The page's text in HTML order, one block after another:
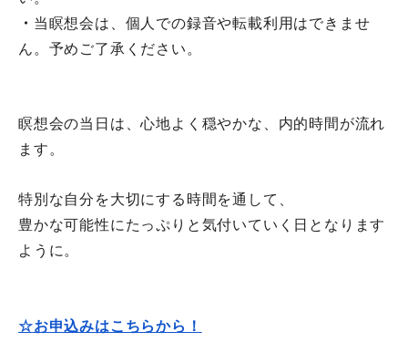
・ 当瞑想会は、個人での録音や転載利用はできませ
ん。 予めご了承ください。
瞑想会の当日は、心地よく穏やかな、内的時間が流れ
ます。
特別な自分を大切にする時間を通して、
豊かな可能性にたっぷりと気付いていく日となります
ように。
☆お申込みはこちらから！